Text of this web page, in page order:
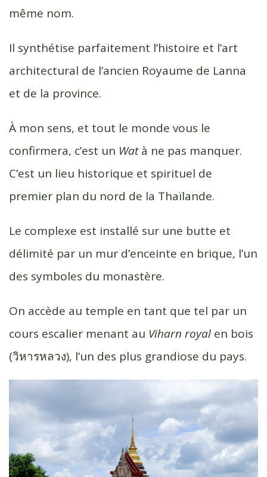
k
r
même nom.
Il synthétise parfaitement l’histoire et l’art
architectural de l’ancien Royaume de Lanna
et de la province.
À mon sens, et tout le monde vous le
confirmera, c’est un Watà ne pas manquer.
C’est un lieu historique et spirituel de
premier plan du nord de la Thaïlande.
Le complexe est installé sur une butte et
délimité par un mur d’enceinte en brique, l’un
des symboles du monastère.
On accède au temple en tant que tel par un
cours escalier menant au Viharn royal en bois
(วิหาร​หลวง​), l’un des plus grandiose du pays.